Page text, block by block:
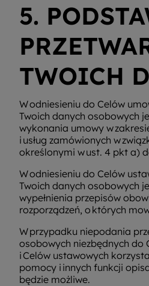
5.
TWOICH
W odniesieniu do Celów
Twoich danych osobowych
wykonania umowy w
i usług zamówionych w
określonymi w ust. 4 pkt a)
W odniesieniu do Celów
Twoich danych osobowych
wypełnienia przepisów
rozporządzeń, o których
W przypadku niepodania
osobowych niezbędnych do
i Celów ustawowych
pomocy i innych funkcji
będzie możliwe.